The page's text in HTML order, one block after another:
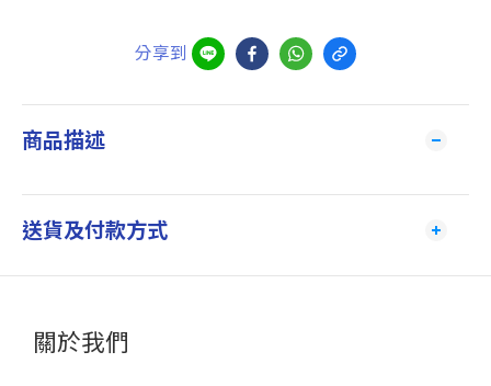
分享到
商品描述
送貨及付款方式
關於我們